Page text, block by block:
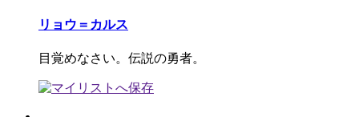
リョウ＝カルス
目覚めなさい。伝説の勇者。